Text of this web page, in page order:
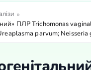
»
ПЛР Trichomonas
parvum; Neisseria